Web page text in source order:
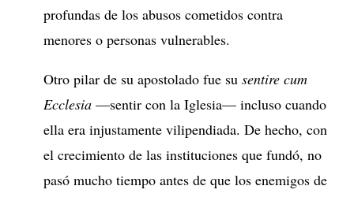
profundas de los abusos cometidos contra
menores o personas vulnerables.
Otro pilar de su apostolado fue su sentire cum
Ecclesia—sentir con la Iglesia— incluso cuando
ella era injustamente vilipendiada. De hecho, con
el crecimiento de las instituciones que fundó, no
pasó mucho tiempo antes de que los enemigos de